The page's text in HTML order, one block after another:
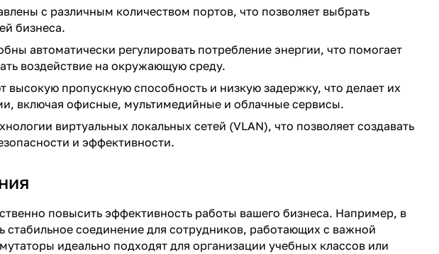
с различным количеством портов, что позволяет выбрать
бизнеса.
автоматически регулировать потребление энергии, что помогает
воздействие на окружающую среду.
высокую пропускную способность и низкую задержку, что делает их
включая офисные, мультимедийные и облачные сервисы.
виртуальных локальных сетей (VLAN), что позволяет создавать
и эффективности.
повысить эффективность работы вашего бизнеса. Например, в
соединение для сотрудников, работающих с важной
идеально подходят для организации учебных классов или